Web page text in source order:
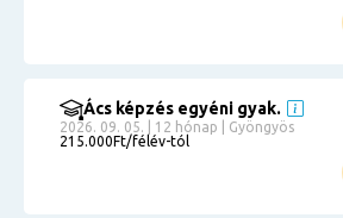
Ács képzés egyéni gyak.
2026. 09. 05. | 12 hónap | Gyöngyös
215.000Ft/félév-tól